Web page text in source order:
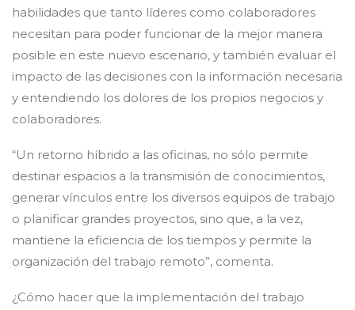
habilidades que tanto líderes como colaboradores
necesitan para poder funcionar de la mejor manera
posible en este nuevo escenario, y también evaluar el
impacto de las decisiones con la información necesaria
y entendiendo los dolores de los propios negocios y
colaboradores.
“Un retorno híbrido a las oficinas, no sólo permite
destinar espacios a la transmisión de conocimientos,
generar vínculos entre los diversos equipos de trabajo
o planificar grandes proyectos, sino que, a la vez,
mantiene la eficiencia de los tiempos y permite la
organización del trabajo remoto”, comenta.
¿Cómo hacer que la implementación del trabajo